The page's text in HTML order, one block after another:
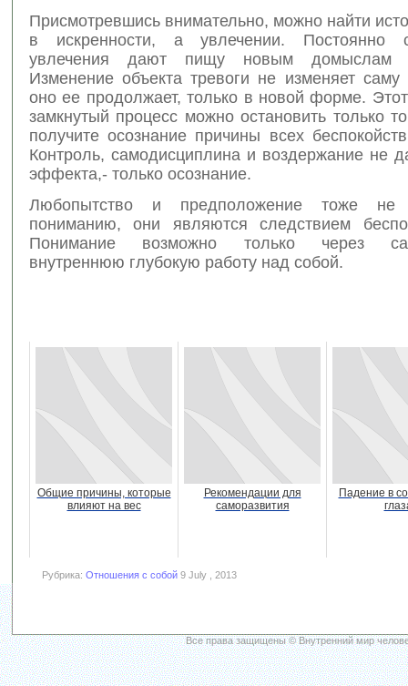
Присмотревшись внимательно, можно найти
в искренности, а увлечении. Постоянно
увлечения дают пищу новым домыслам
Изменение объекта тревоги не изменяет саму
оно ее продолжает, только в новой форме.
замкнутый процесс можно остановить только
получите осознание причины всех
Контроль, самодисциплина и воздержание не
эффекта,- только осознание.
Любопытство и предположение тоже не
пониманию, они являются следствием
Понимание возможно только через
внутреннюю глубокую работу над собой.
Общие причины, которые
влияют на вес
Рекомендации для
саморазвития
Падение в
Рубрика: Отношения с собой 9 July , 2013
Все права защищены © Внутренний мир